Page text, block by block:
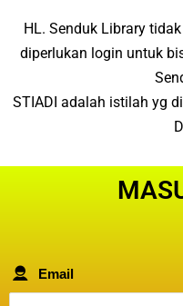
HL. Senduk Library
diperlukan login untuk
STIADI adalah istilah yg
Email